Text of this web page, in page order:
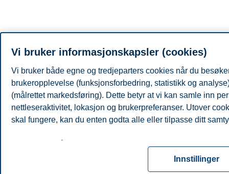
Vi bruker informasjonskapsler (cookies)
Vi bruker både egne og tredjeparters cookies når du
brukeropplevelse (funksjonsforbedring, statistikk og
(målrettet markedsføring). Dette betyr at vi kan samle inn
nettleseraktivitet, lokasjon og brukerpreferanser. Utover
skal fungere, kan du enten godta alle eller tilpasse ditt
for informasjonskapsler. Du kan når som helst endre eller
ved å klikke på «Cookies» nederst på nettsiden vår.
Innstillinger